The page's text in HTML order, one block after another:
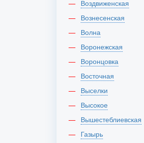
Воздвиженская
Вознесенская
Волна
Воронежская
Воронцовка
Восточная
Выселки
Высокое
Вышестеблиевская
Газырь